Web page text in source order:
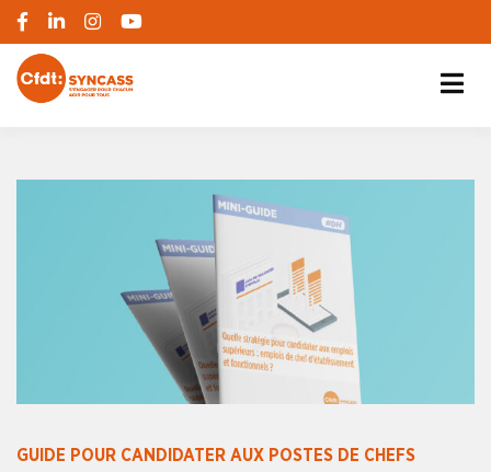
GUIDE POUR CANDIDATER AUX POSTES DE CHEFS